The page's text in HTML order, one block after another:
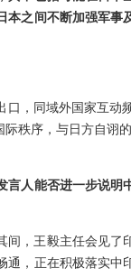
之间不断加强军事
，同域外国家互动
秩序，与日方自诩
人能否进一步说明
，王毅主任会见了
，正在积极落实中